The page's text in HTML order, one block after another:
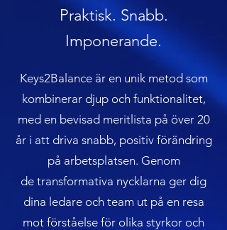
Praktisk. Snabb.
Imponerande.
Keys2Balance är en unik metod som
kombinerar djup och funktionalitet,
med en bevisad meritlista på över 20
år i att driva snabb, positiv förändring
på arbetsplatsen. Genom
de transformativa nycklarna ger dig
dina ledare och team ut på en resa
mot förståelse för olika styrkor och